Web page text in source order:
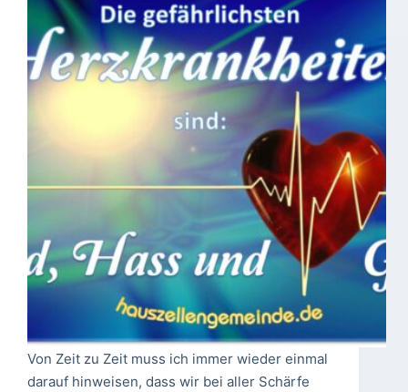
Von Zeit zu Zeit muss ich immer wieder einmal
darauf hinweisen, dass wir bei aller Schärfe